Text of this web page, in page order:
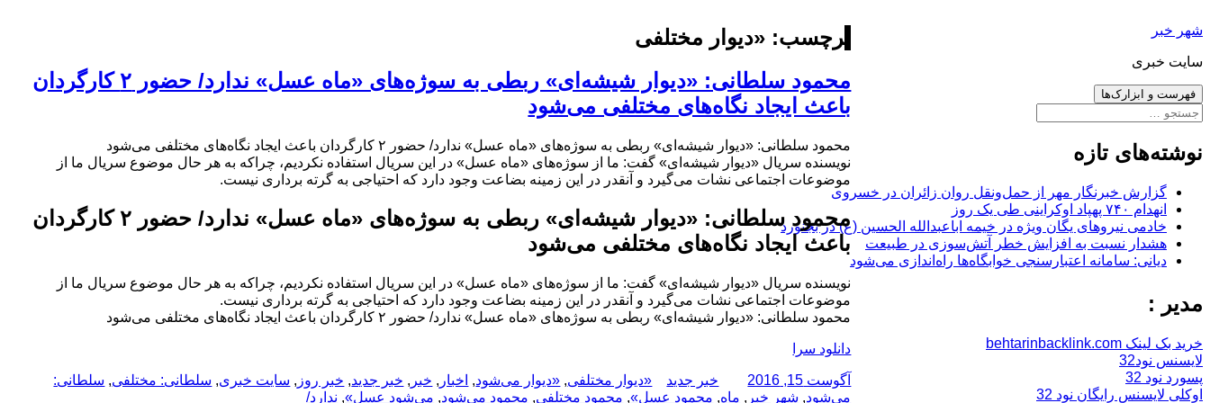
به
شهر خبر
سایت خبری
فهرست و ابزارک‌ها
جستجو
نوشته‌های تازه
گزارش خبرنگار مهر از حمل‌ونقل روان زائران در خسروی
انهدام ۷۴۰ پهپاد اوکراینی طی یک روز
خادمی نیروهای یگان ویژه در خیمه اباعبدالله الحسین (ع) در بجنورد
هشدار نسبت به افزایش خطر آتش‌سوزی در طبیعت
دیانی: سامانه اعتبارسنجی خوابگاه‌ها راه‌اندازی می‌شود
مدیر :
خرید بک لینک behtarinbacklink.com
لایسنس نود32
پسورد نود 32
اوکلی لایسنس رایگان نود 32
برچسب: «دیوار مختلفی
محمود سلطانی: «دیوار شیشه‌ای» ربطی به سوژه‌های «ماه عسل» ندارد/ حضور ۲ کارگردان
باعث ایجاد نگاه‌های مختلفی می‌شود
محمود سلطانی: «دیوار شیشه‌ای» ربطی به سوژه‌های «ماه عسل» ندارد/ حضور ۲ کارگردان باعث ایجاد نگاه‌های مختلفی می‌شود
نویسنده سریال «دیوار شیشه‌ای» گفت: ما از سوژه‌های «ماه عسل» در این سریال استفاده نکردیم، چراکه به هر حال موضوع سریال ما از
موضوعات اجتماعی نشات می‌گیرد و آنقدر در این زمینه بضاعت وجود دارد که احتیاجی به گرته برداری نیست.
محمود سلطانی: «دیوار شیشه‌ای» ربطی به سوژه‌های «ماه عسل» ندارد/ حضور ۲ کارگردان
باعث ایجاد نگاه‌های مختلفی می‌شود
نویسنده سریال «دیوار شیشه‌ای» گفت: ما از سوژه‌های «ماه عسل» در این سریال استفاده نکردیم، چراکه به هر حال موضوع سریال ما از
موضوعات اجتماعی نشات می‌گیرد و آنقدر در این زمینه بضاعت وجود دارد که احتیاجی به گرته برداری نیست.
محمود سلطانی: «دیوار شیشه‌ای» ربطی به سوژه‌های «ماه عسل» ندارد/ حضور ۲ کارگردان باعث ایجاد نگاه‌های مختلفی می‌شود
دانلود سرا
ارسال
شده
آگوست 15, 2016 نویسنده
دسته‌ها
خبر جدید برچسب‌ها
«دیوار مختلفی, «دیوار می‌شود, اخبار , خبر , خبر جدید, خبر روز , سایت خبری, سلطانی: مختلفی, سلطانی:
می‌شود, شهر خبر , ماه, محمود عسل», محمود مختلفی, محمود می‌شود, می‌شود عسل», ندارد/